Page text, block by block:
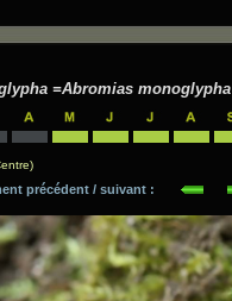
=Abromias monoglypha
précédent / suivant :